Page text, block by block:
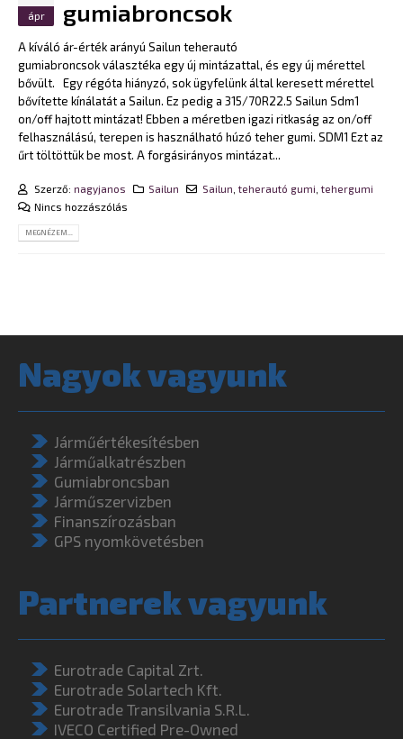
ápr
gumiabroncsok
A kíváló ár-érték arányú Sailun teherautó
gumiabroncsok választéka egy új mintázattal, és egy új mérettel
bővült. Egy régóta hiányzó, sok ügyfelünk által keresett mérettel
bővítette kínálatát a Sailun. Ez pedig a 315/70R22.5 Sailun Sdm1
on/off hajtott mintázat! Ebben a méretben igazi ritkaság az on/off
felhasználású, terepen is használható húzó teher gumi. SDM1 Ezt az
űrt töltöttük be most. A forgásirányos mintázat...
Szerző: nagyjanos Sailun Sailun ,teherautó gumi ,tehergumi
Nincs hozzászólás
MEGNÉZEM...
Nagyok vagyunk
Járműértékesítésben
Járműalkatrészben
Gumiabroncsban
Járműszervizben
Finanszírozásban
GPS nyomkövetésben
Partnerek vagyunk
Eurotrade Capital Zrt.
Eurotrade Solartech Kft.
Eurotrade Transilvania S.R.L.
IVECO Certified Pre-Owned